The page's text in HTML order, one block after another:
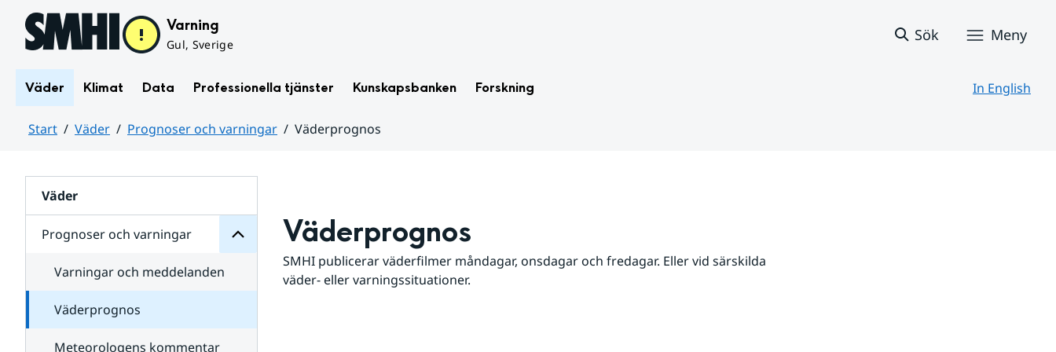
Hoppa till sidans innehåll Varning
Gul, Sverige
Sök Meny
Väder Klimat Data Professionella tjänster Kunskapsbanken Forskning In English
Start Väder Prognoser och varningar
Väderprognos
Väder
Prognoser och varningar
för
varningar
Varningar och meddelanden
Väderprognos
Meteorologens kommentar
Väderprognos
SMHI publicerar väderfilmer måndagar, onsdagar och fredagar. Eller vid särskilda
väder- eller varningssituationer.